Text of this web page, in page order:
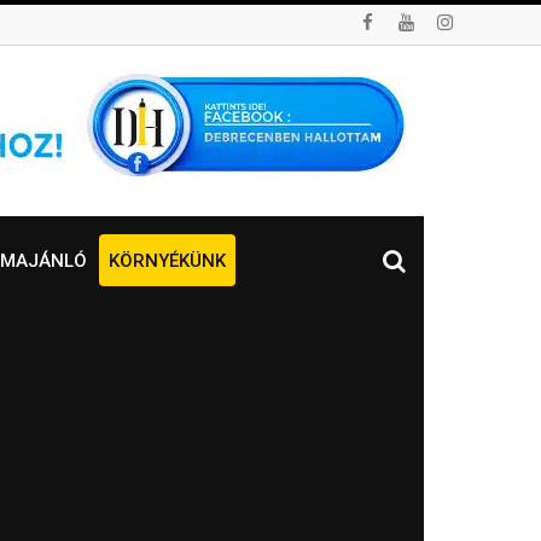
KÖRNYÉKÜNK